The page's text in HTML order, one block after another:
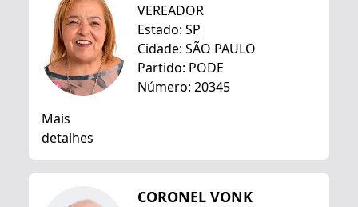
VEREADOR
Estado: SP
Cidade: SÃO PAULO
Partido: PODE
Número: 20345
Mais
detalhes
CORONEL VONK